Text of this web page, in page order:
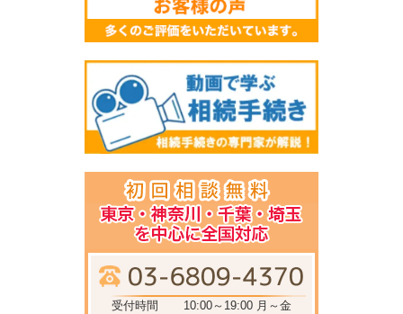
受付時間
10:00～19:00 月～金